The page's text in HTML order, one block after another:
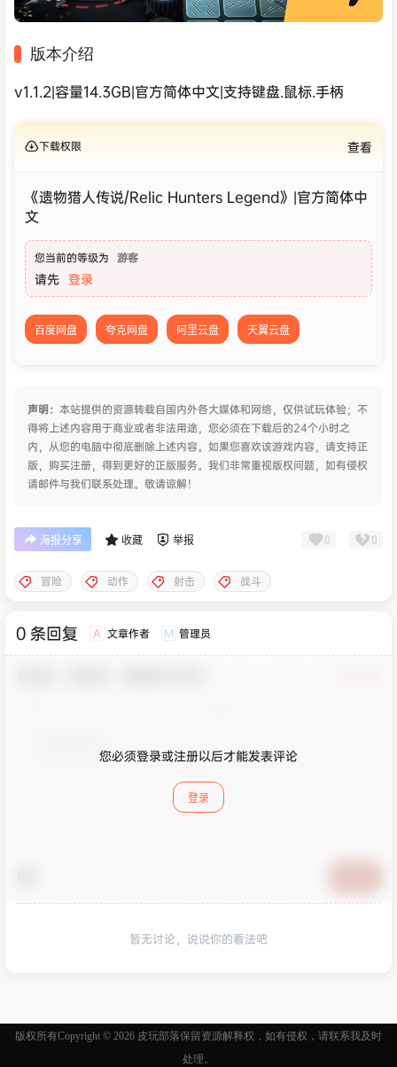
版本介绍
v1.1.2|容量14.3GB|官方简体中文|支持键盘.鼠标.手柄
下载权限 查看
《遗物猎人传说/Relic Hunters Legend》|官方简体中
文
您当前的等级为 游客
请先 登录
百度网盘 夸克网盘 阿里云盘 天翼云盘
声明： 本站提供的资源转载自国内外各大媒体和网络，仅供试玩体验；不
得将上述内容用于商业或者非法用途，您必须在下载后的24个小时之
内，从您的电脑中彻底删除上述内容。如果您喜欢该游戏内容，请支持正
版，购买注册，得到更好的正版服务。我们非常重视版权问题，如有侵权
请邮件与我们联系处理。敬请谅解！
海报分享 收藏 举报 0 0
冒险 动作 射击 战斗
0 条回复 A 文章作者 M 管理员
您必须登录或注册以后才能发表评论
登录
暂无讨论，说说你的看法吧
版权所有Copyright © 2026 皮玩部落保留资源解释权，如有侵权，请联系我及时
处理。